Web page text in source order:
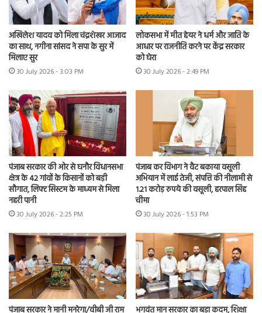
अखिलेश यादव को मिला चंद्रशेखर आजाद
का साथ, नगीना सांसद ने सपा के सुर में
मिलाए सुर
30 July 2026 - 3:03 PM
लोकसभा में मीत हेयर ने धर्म और जाति के
आधार पर राजनीति करने पर केंद्र सरकार
को घेरा
30 July 2026 - 2:49 PM
पंजाब सरकार की ओर से घनौर विधानसभा
क्षेत्र के 42 गांवों के किसानों को बड़ी
सौगात, लिफ्ट सिस्टम के माध्यम से मिला
नहरी पानी
30 July 2026 - 2:25 PM
पंजाब कर विभाग ने वैट बकाया वसूली
अभियान में लाई तेजी, संपत्ति की नीलामी से
1.21 करोड़ रुपये की वसूली, हरपाल सिंह
चीमा
30 July 2026 - 1:53 PM